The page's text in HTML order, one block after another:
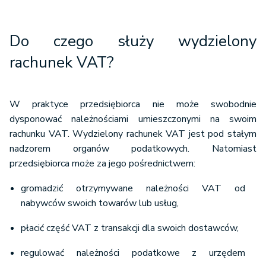
Do czego służy wydzielony
rachunek VAT?
W praktyce przedsiębiorca nie może swobodnie
dysponować należnościami umieszczonymi na swoim
rachunku VAT. Wydzielony rachunek VAT jest pod stałym
nadzorem organów podatkowych. Natomiast
przedsiębiorca może za jego pośrednictwem:
gromadzić otrzymywane należności VAT od
nabywców swoich towarów lub usług,
płacić część VAT z transakcji dla swoich dostawców,
regulować należności podatkowe z urzędem